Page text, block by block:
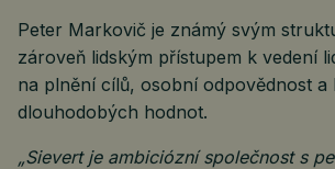
Peter Markovič je známý svým
zároveň lidským přístupem k vedení
na plnění cílů, osobní odpovědnost a
dlouhodobých hodnot.
„Sievert je ambiciózní společnost s